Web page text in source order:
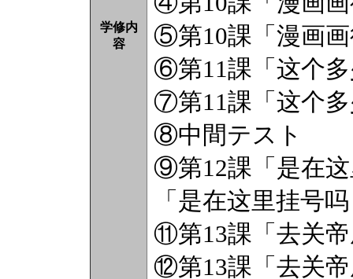
学修内
容
⑤第10課「漫画
⑥第11課「这个
⑦第11課「这个
⑧中間テスト
⑨第
「是在这里挂号
⑪第13課「去关
⑫第13課「去关